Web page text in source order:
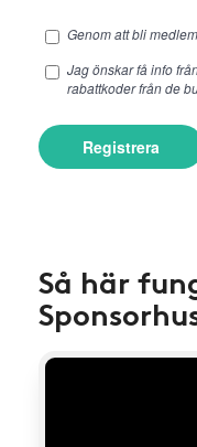
Genom att bli
Jag önskar få info
rabattkoder från de
Registrera
Så här